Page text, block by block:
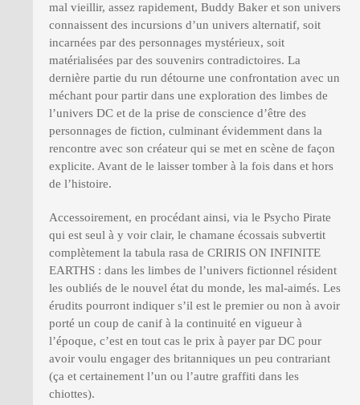
mal vieillir, assez rapidement, Buddy Baker et son univers
connaissent des incursions d’un univers alternatif, soit
incarnées par des personnages mystérieux, soit
matérialisées par des souvenirs contradictoires. La
dernière partie du run détourne une confrontation avec un
méchant pour partir dans une exploration des limbes de
l’univers DC et de la prise de conscience d’être des
personnages de fiction, culminant évidemment dans la
rencontre avec son créateur qui se met en scène de façon
explicite. Avant de le laisser tomber à la fois dans et hors
de l’histoire.
Accessoirement, en procédant ainsi, via le Psycho Pirate
qui est seul à y voir clair, le chamane écossais subvertit
complètement la tabula rasa de CRIRIS ON INFINITE
EARTHS : dans les limbes de l’univers fictionnel résident
les oubliés de le nouvel état du monde, les mal-aimés. Les
érudits pourront indiquer s’il est le premier ou non à avoir
porté un coup de canif à la continuité en vigueur à
l’époque, c’est en tout cas le prix à payer par DC pour
avoir voulu engager des britanniques un peu contrariant
(ça et certainement l’un ou l’autre graffiti dans les
chiottes).